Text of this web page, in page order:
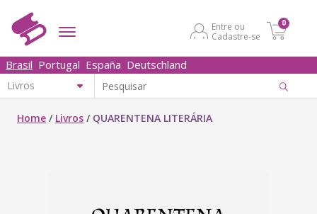
Entre ou
Cadastre-se
0
Brasil Portugal España Deutschland
Home / Livros / QUARENTENA LITERÁRIA